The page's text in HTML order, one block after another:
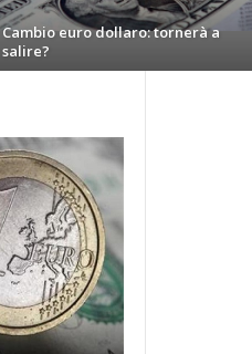
Cambio euro dollaro: tornerà a
salire?